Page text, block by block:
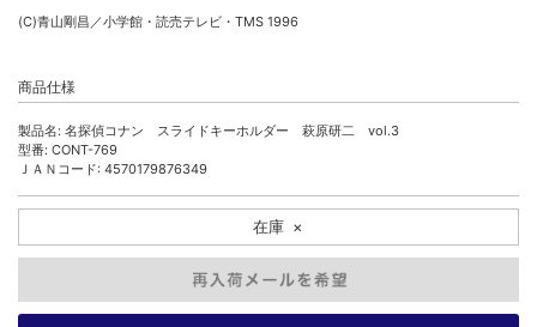
(C)青山剛昌／小学館・読売テレビ・TMS 1996
商品仕様
製品名: 名探偵コナン スライドキーホルダー 萩原研二 vol.3
型番: CONT-769
ＪＡＮコード: 4570179876349
在庫 ×